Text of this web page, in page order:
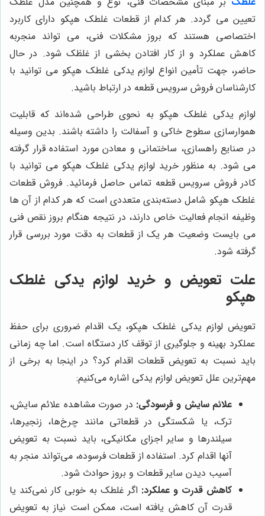
تعیین می گردد. هر کدام از قطعات غلطک هپکو دارای کاربرد
اختصاصی هستند که بروز مشکلات فنی، می تواند منجربه
کاهش عملکرد و از کار افتادن بخشی از غلظک شود. در حال
حاضر، جهت تأمین انواع لوازم یدکی غلطک هپکو می توانید با
کارشناسان فروش سرویس قطعه در ارتباط باشید.
لوازم یدکی غلطک هپکو به نحوی طراحی شده‌اند که قابلیت
هموارسازی سطوح خاکی و آسفالت را داشته باشند. بدین وسیله
در صنایع راهسازی، ساختمانی و معادن مورد استفاده قرار گرفته
می شود. به منظور خرید لوازم یدکی غلطک هپکو می توانید با
کادر فروش سرویس قطعه تماس حاصل فرمائید. فروش قطعات
غلطک هپکو شامل دسته‌بندی متعددی است که هر کدام از آن ها
وظیفه انجام فعالیت خاص دارند، در نتیجه هنگام بروز نقص فنی
می بایست وضعیت هر یک از قطعات به دقت مورد بررسی قرار
گرفته شود.
علت تعویض و خرید لوازم یدکی غلطک
هپکو
تعویض لوازم یدکی غلطک هپکو، یک اقدام ضروری برای حفظ
عملکرد بهینه و جلوگیری از توقف کار دستگاه است. اما چه زمانی
باید نسبت به تعویض قطعات اقدام کرد؟ در اینجا به برخی از
مهم‌ترین علل تعویض لوازم یدکی اشاره می‌کنیم:
علائم سایش و فرسودگی: در صورت مشاهده علائم سایش،
ترک، یا شکستگی در قطعاتی مانند چرخ‌ها، زنجیرها،
سیلندرها و سایر اجزای مکانیکی، باید نسبت به تعویض
آنها اقدام کرد. استفاده از قطعات فرسوده، می‌تواند منجر به
آسیب دیدن سایر قطعات و بروز حوادث شود.
کاهش قدرت و عملکرد: اگر غلطک به خوبی کار نمی‌کند یا
قدرت آن کاهش یافته است، ممکن است نیاز به تعویض